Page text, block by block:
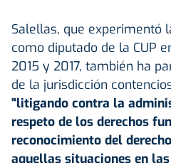
Salellas, que experimentó
como diputado de la CUP
2015 y 2017, también ha
de la jurisdicción
"litigando contra la
respeto de los derechos
reconocimiento del
aquellas situaciones en